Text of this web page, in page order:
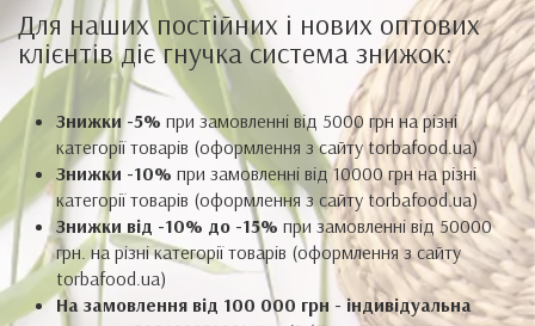
Для наших постійних і нових оптових
клієнтів діє гнучка система знижок:
Знижки -5% при замовленні від 5000 грн на різні
категорії товарів (оформлення з сайту torbafood.ua)
Знижки -10% при замовленні від 10000 грн на різні
категорії товарів (оформлення з сайту torbafood.ua)
Знижки від -10% до -15% при замовленні від 50000
грн. на різні категорії товарів (оформлення з сайту
torbafood.ua)
На замовлення від 100 000 грн - індивідуальна